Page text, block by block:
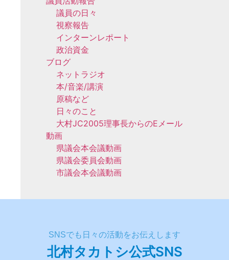
議員の日々
視察報告
インターンレポート
政治資金
ブログ
ネットラジオ
本/音楽/講演
原稿など
日々のこと
大村JC2005理事長からのEメール
動画
県議会本会議動画
県議会委員会動画
市議会本会議動画
北村タカトシ公式SNS
SNSでも日々の活動をお伝えします